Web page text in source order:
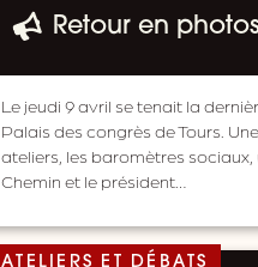
Retour en
Le jeudi 9 avril se tenait la
Palais des congrès de Tours.
ateliers, les baromètres
Chemin et le président…
ATELIERS ET DÉBATS